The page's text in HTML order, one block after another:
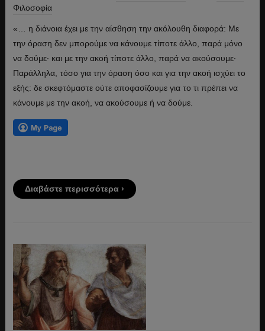
Φιλοσοφία
«… η διάνοια έχει με την αίσθηση την ακόλουθη διαφορά: Με
την όραση δεν μπορούμε να κάνουμε τίποτε άλλο, παρά μόνο
να δούμε· και με την ακοή τίποτε άλλο, παρά να ακούσουμε·
Παράλληλα, τόσο για την όραση όσο και για την ακοή ισχύει το
εξής: δε σκεφτόμαστε ούτε αποφασίζουμε για το τι πρέπει να
κάνουμε με την ακοή, να ακούσουμε ή να δούμε.
Διαβάστε περισσότερα ›